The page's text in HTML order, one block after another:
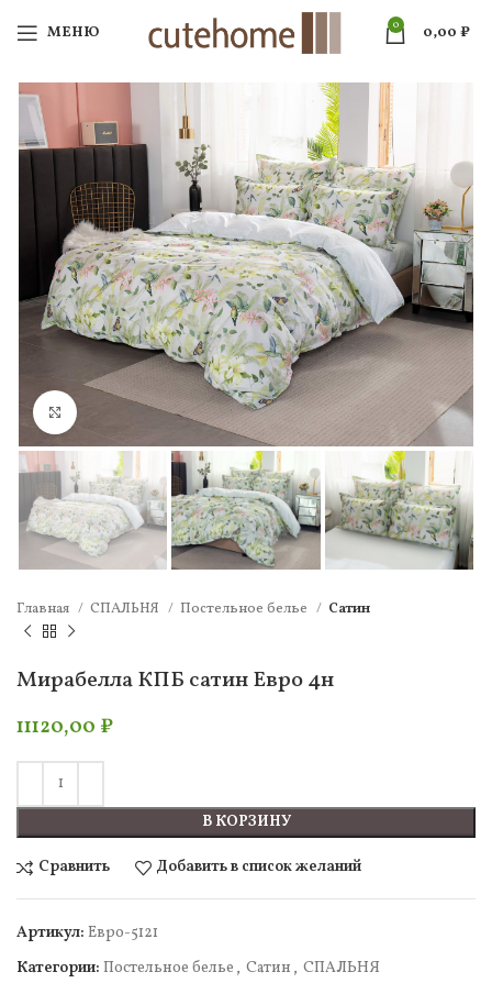
МЕНЮ 0 0,00 ₽
Нажмите, чтобы увеличить
Главная СПАЛЬНЯ Постельное белье Сатин
Мирабелла КПБ сатин Евро 4н
11120,00 ₽
В КОРЗИНУ
Сравнить Добавить в список желаний
Артикул: Евро-5121
Категории: Постельное белье , Сатин , СПАЛЬНЯ